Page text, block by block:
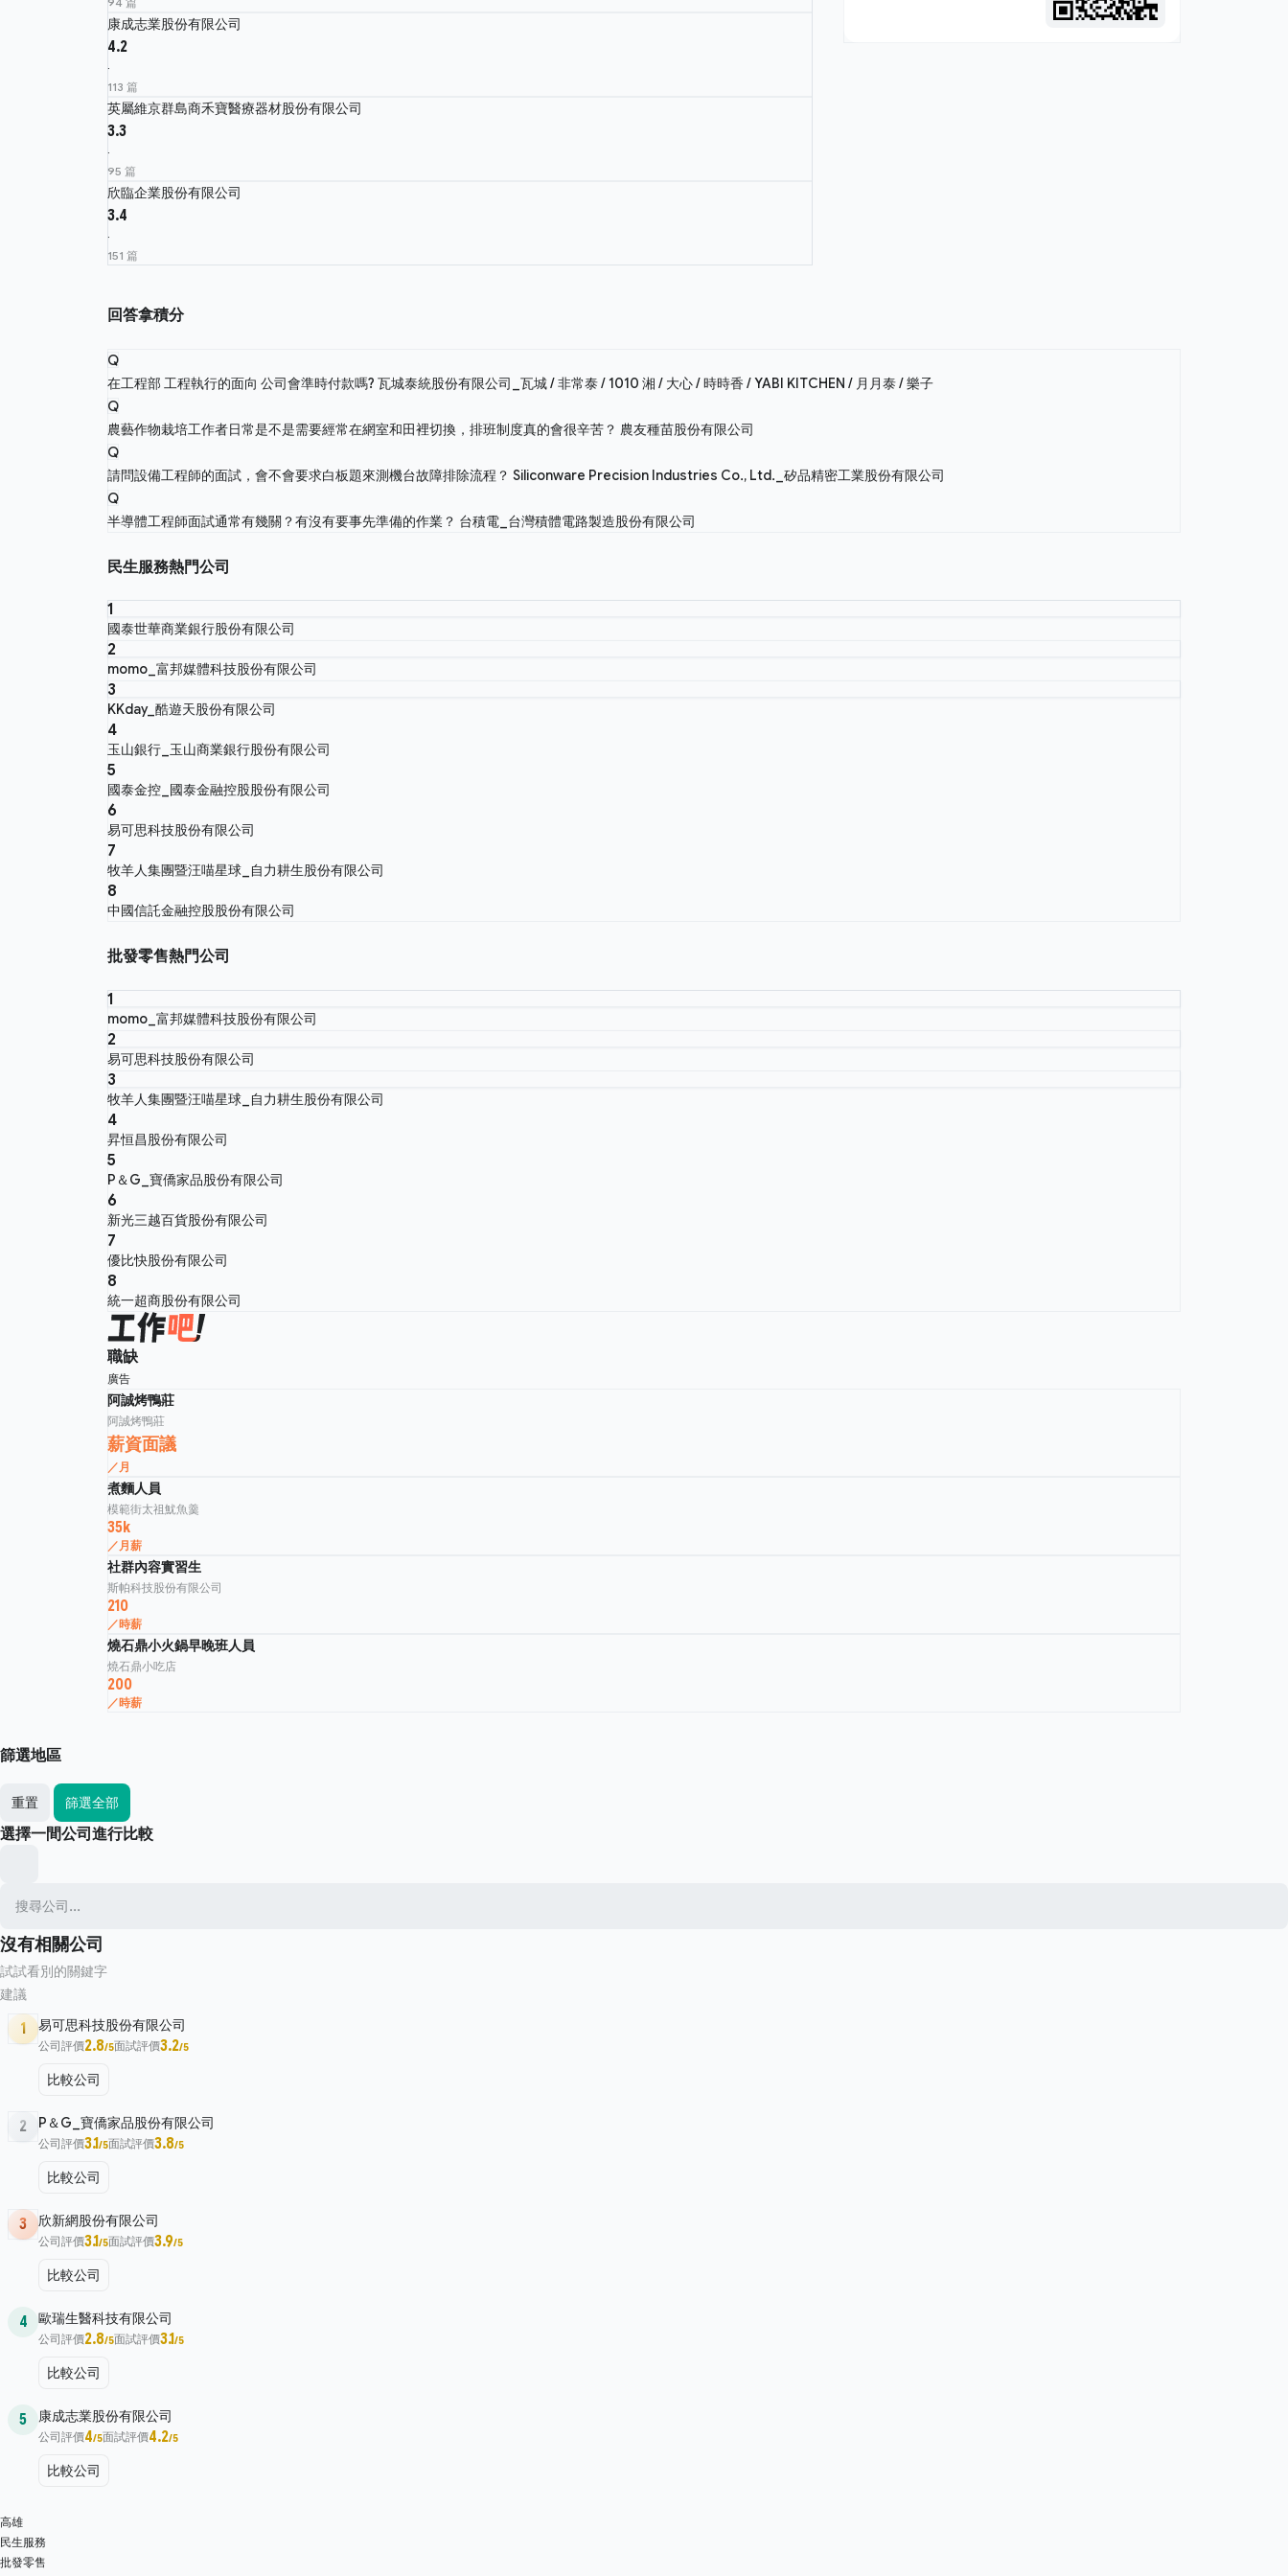
康成志業股份有限公司
4.2
·
113 篇
英屬維京群島商禾寶醫療器材股份有限公司
3.3
·
95 篇
欣臨企業股份有限公司
3.4
·
151 篇
回答拿積分
Q
在工程部 工程執行的面向 公司會準時付款嗎? 瓦城泰統股份有限公司_瓦城 / 非常泰 / 1010 湘 / 大心 / 時時香 / YABI KITCHEN / 月月泰 / 樂子
Q
農藝作物栽培工作者日常是不是需要經常在網室和田裡切換，排班制度真的會很辛苦？ 農友種苗股份有限公司
Q
請問設備工程師的面試，會不會要求白板題來測機台故障排除流程？ Siliconware Precision Industries Co., Ltd._矽品精密工業股份有限公司
Q
半導體工程師面試通常有幾關？有沒有要事先準備的作業？ 台積電_台灣積體電路製造股份有限公司
民生服務熱門公司
1
國泰世華商業銀行股份有限公司
2
momo_富邦媒體科技股份有限公司
3
KKday_酷遊天股份有限公司
4
玉山銀行_玉山商業銀行股份有限公司
5
國泰金控_國泰金融控股股份有限公司
6
易可思科技股份有限公司
7
牧羊人集團暨汪喵星球_自力耕生股份有限公司
8
中國信託金融控股股份有限公司
批發零售熱門公司
1
momo_富邦媒體科技股份有限公司
2
易可思科技股份有限公司
3
牧羊人集團暨汪喵星球_自力耕生股份有限公司
4
昇恒昌股份有限公司
5
P＆G_寶僑家品股份有限公司
6
新光三越百貨股份有限公司
7
優比快股份有限公司
8
統一超商股份有限公司
職缺
廣告
阿誠烤鴨莊
阿誠烤鴨莊
薪資面議
／月
煮麵人員
模範街太祖魷魚羹
35k
／月薪
社群內容實習生
斯帕科技股份有限公司
210
／時薪
燒石鼎小火鍋早晚班人員
燒石鼎小吃店
200
／時薪
篩選地區
重置 篩選全部
選擇一間公司進行比較
沒有相關公司
試試看別的關鍵字
建議
1 易可思科技股份有限公司
公司評價2.8/5面試評價3.2/5
比較公司
2 P＆G_寶僑家品股份有限公司
公司評價3.1/5面試評價3.8/5
比較公司
3 欣新網股份有限公司
公司評價3.1/5面試評價3.9/5
比較公司
4 歐瑞生醫科技有限公司
公司評價2.8/5面試評價3.1/5
比較公司
5 康成志業股份有限公司
公司評價4/5面試評價4.2/5
比較公司
高雄
民生服務
批發零售